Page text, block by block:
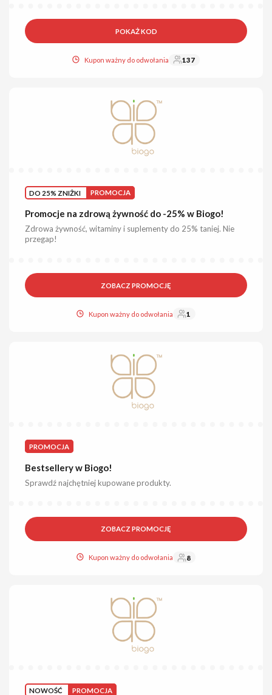
POKAŻ KOD
Kupon ważny do odwołania 137
DO 25% ZNIŻKI PROMOCJA
Promocje na zdrową żywność do -25% w Biogo!
Zdrowa żywność, witaminy i suplementy do 25% taniej. Nie
przegap!
ZOBACZ PROMOCJĘ
Kupon ważny do odwołania 1
PROMOCJA
Bestsellery w Biogo!
Sprawdź najchętniej kupowane produkty.
ZOBACZ PROMOCJĘ
Kupon ważny do odwołania 8
NOWOŚĆ PROMOCJA